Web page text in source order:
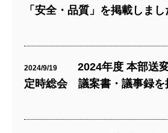
「安全・品質」を掲載しまし
2024/9/19
2024年度 本部送
定時総会 議案書・議事録を